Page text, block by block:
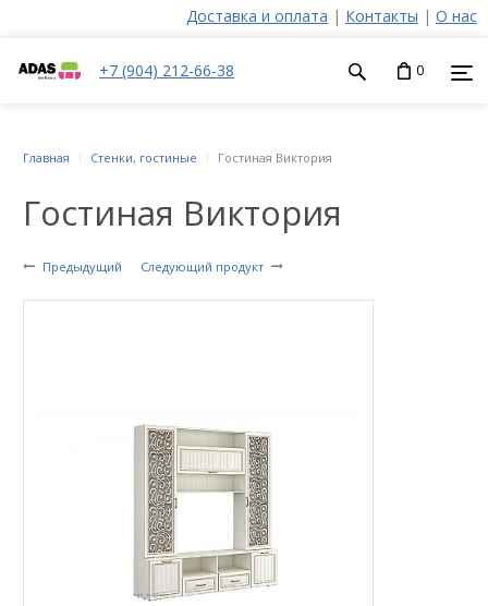
Доставка и оплата | Контакты | О нас
+7 (904) 212-66-38 0
Гостиная Виктория
Предыдущий Следующий продукт
Главная Стенки, гостиные Гостиная Виктория